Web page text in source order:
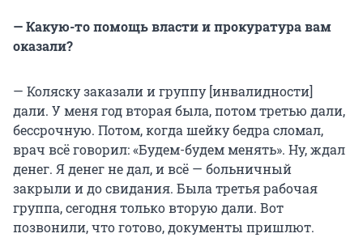
— Какую-то помощь власти и прокуратура вам
оказали?
— Коляску заказали и группу [инвалидности]
дали. У меня год вторая была, потом третью дали,
бессрочную. Потом, когда шейку бедра сломал,
врач всё говорил: «Будем-будем менять». Ну, ждал
денег. Я денег не дал, и всё — больничный
закрыли и до свидания. Была третья рабочая
группа, сегодня только вторую дали. Вот
позвонили, что готово, документы пришлют.